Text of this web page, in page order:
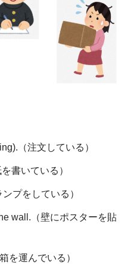
（注文している）
書いている）
プをしている）
wall.（壁にポスターを貼
を運んでいる）